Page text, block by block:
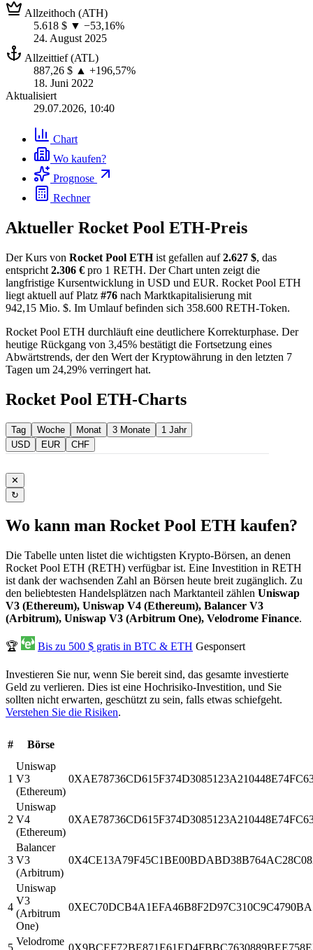
Allzeithoch (ATH)
5.618 $ ▼ −53,16%
24. August 2025
Allzeittief (ATL)
887,26 $ ▲ +196,57%
18. Juni 2022
Aktualisiert
29.07.2026, 10:40
Chart
Wo kaufen?
Prognose
Rechner
Aktueller Rocket Pool ETH-Preis
Der Kurs von Rocket Pool ETHist gefallen auf2.627 $, das
entspricht 2.306 € pro 1 RETH. Der Chart unten zeigt die
langfristige Kursentwicklung in USD und EUR. Rocket Pool ETH
liegt aktuell auf Platz #76 nach Marktkapitalisierung mit
942,15 Mio. $. Im Umlauf befinden sich 358.600 RETH-Token.
Rocket Pool ETH durchläuft eine deutlichere Korrekturphase. Der
heutige Rückgang von 3,45% bestätigt die Fortsetzung eines
Abwärtstrends, der den Wert der Kryptowährung in den letzten 7
Tagen um 24,29% verringert hat.
Rocket Pool ETH-Charts
Tag Woche Monat 3 Monate
1 Jahr
USD
EUR CHF
✕
↻
Wo kann man Rocket Pool ETH kaufen?
Die Tabelle unten listet die wichtigsten Krypto-Börsen, an denen
Rocket Pool ETH (RETH) verfügbar ist. Eine Investition in RETH
ist dank der wachsenden Zahl an Börsen heute breit zugänglich. Zu
den beliebtesten Handelsplätzen nach Marktanteil zählen Uniswap
V3 (Ethereum), Uniswap V4 (Ethereum), Balancer V3
(Arbitrum), Uniswap V3 (Arbitrum One), Velodrome Finance.
🏆 Bis zu 500 $ gratis in BTC & ETH Gesponsert
Investieren Sie nur, wenn Sie bereit sind, das gesamte investierte
Geld zu verlieren. Dies ist eine Hochrisiko-Investition, und Sie
sollten nicht erwarten, geschützt zu sein, falls etwas schiefgeht.
Verstehen Sie die Risiken.
# Börse
1
Uniswap
V3
(Ethereum)
2
Uniswap
V4
(Ethereum)
3
Balancer
V3
(Arbitrum)
4
Uniswap
V3
(Arbitrum
One)
Velodrome